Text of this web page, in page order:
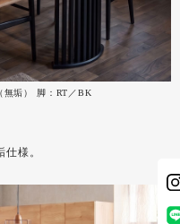
無垢） 脚：RT／BK
様。